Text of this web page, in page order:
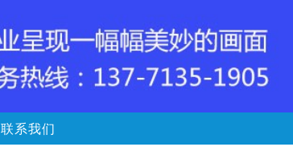
联系我们